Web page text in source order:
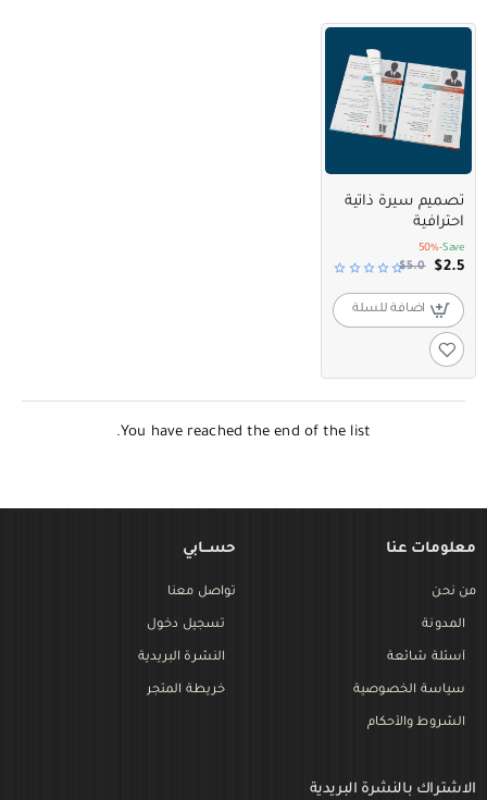
عرض مميز
تصميم سيرة ذاتية
احترافية
Save
-50%
$2.5
$5.0
اضافة للسلة
You have reached the end of the list.
معلومات عنا
من نحن
المدونة
أسئلة شائعة
سياسة الخصوصية
الشروط والأحكام
حســـابي
تواصل معنا
تسجيل دخول
النشرة البريدية
خريطة المتجر
الاشتراك بالنشرة البريدية